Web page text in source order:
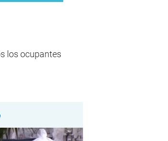
los ocupantes